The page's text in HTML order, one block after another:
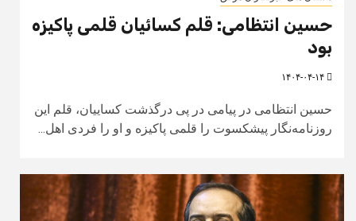
حسین انتظامی: قلم کسائیان قلمی پاکیزه
بود
حسین انتظامی در پیامی در پی درگذشت کساییان، قلم این
روزنامه‌نگار پیشکسوت را قلمی پاکیزه و او را فردی اهل...